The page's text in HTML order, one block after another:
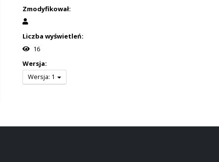
Zmodyfikował:
Liczba wyświetleń:
16
Wersja:
Wersja: 1